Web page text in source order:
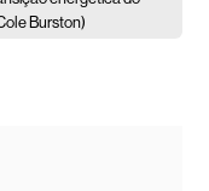
Burston)